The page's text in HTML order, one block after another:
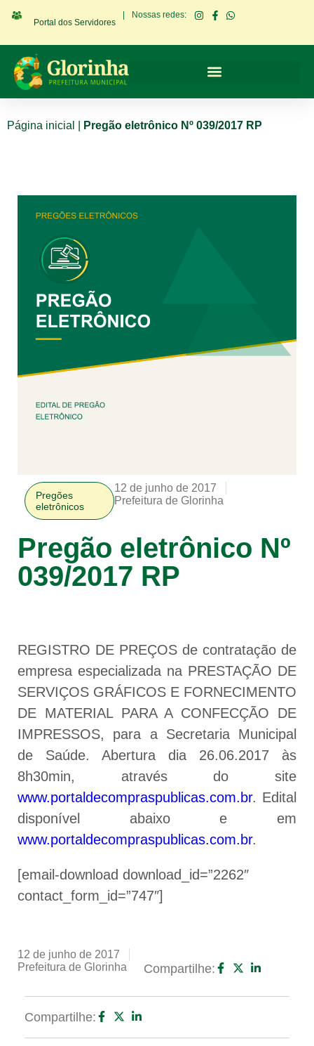
Portal dos Servidores
Nossas redes:
Página inicial Pregão eletrônico Nº 039/2017 RP
Pregões
eletrônicos
12 de junho de 2017
Prefeitura de Glorinha
Pregão eletrônico Nº
039/2017 RP
REGISTRO DE PREÇOS de contratação de
empresa especializada na PRESTAÇÃO DE
SERVIÇOS GRÁFICOS E FORNECIMENTO
DE MATERIAL PARA A CONFECÇÃO DE
IMPRESSOS, para a Secretaria Municipal
de Saúde. Abertura dia 26.06.2017 às
8h30min, através do site
www.portaldecompraspublicas.com.br. Edital
disponível abaixo e em
www.portaldecompraspublicas.com.br.
[email-download download_id=”2262″
contact_form_id=”747″]
12 de junho de 2017
Prefeitura de Glorinha
Compartilhe:
Compartilhe: